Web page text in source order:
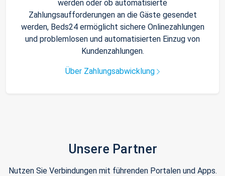
werden oder ob automatisierte
Zahlungsaufforderungen an die Gäste gesendet
werden, Beds24 ermöglicht sichere Onlinezahlungen
und problemlosen und automatisierten Einzug von
Kundenzahlungen.
Über Zahlungsabwicklung
Unsere Partner
Nutzen Sie Verbindungen mit führenden Portalen und Apps.